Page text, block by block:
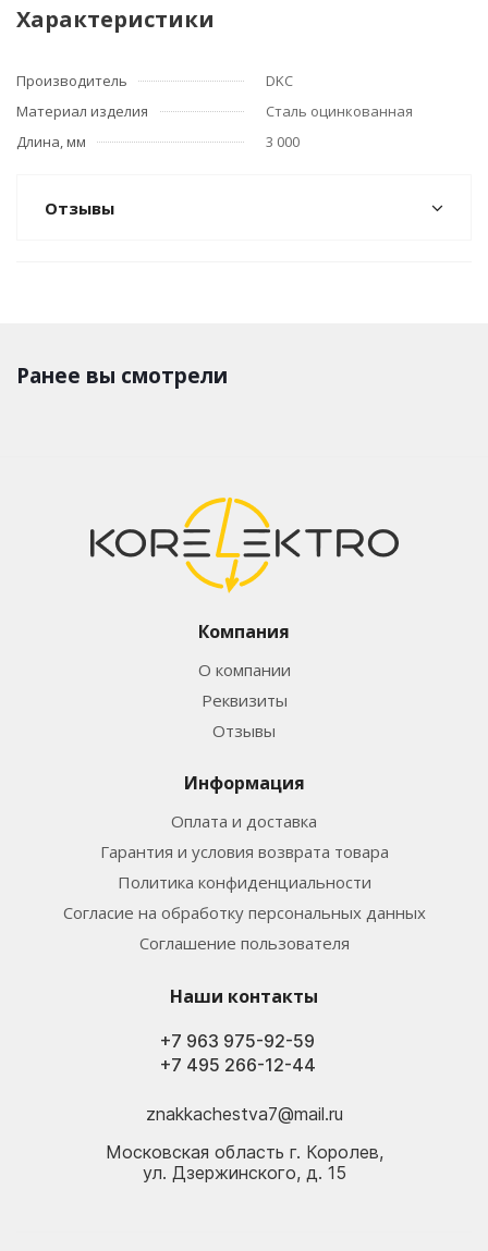
Характеристики
Производитель
DKC
Материал изделия
Сталь оцинкованная
Длина, мм
3 000
Отзывы
Ранее вы смотрели
Компания
О компании
Реквизиты
Отзывы
Информация
Оплата и доставка
Гарантия и условия возврата товара
Политика конфиденциальности
Согласие на обработку персональных данных
Соглашение пользователя
Наши контакты
+7 495 266-12-44
+7 963 975-92-59
znakkachestva7@mail.ru
Московская область г. Королев,
ул. Дзержинского, д. 15